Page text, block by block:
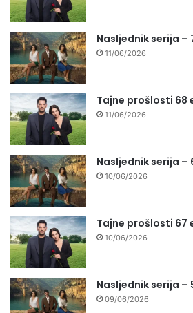
Nasljednik serija –
11/06/2026
Tajne prošlosti 68
11/06/2026
Nasljednik serija –
10/06/2026
Tajne prošlosti 67
10/06/2026
Nasljednik serija –
09/06/2026